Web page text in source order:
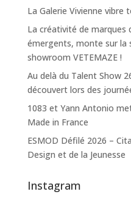
La Galerie Vivienne vibre
La créativité de marques
émergents, monte sur la
showroom VETEMAZE !
Au delà du Talent Show
découvert lors des
1083 et Yann Antonio
Made in France
ESMOD Défilé 2026 –
Design et de la Jeunesse
Instagram